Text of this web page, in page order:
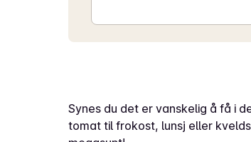
Synes du det er vanskelig å få i
tomat til frokost, lunsj eller